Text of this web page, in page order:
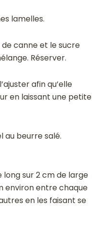
lamelles.
canne et le sucre
Réserver.
afin qu’elle
en laissant une petite
au beurre salé.
long sur 2 cm de large
environ entre chaque
en les faisant se